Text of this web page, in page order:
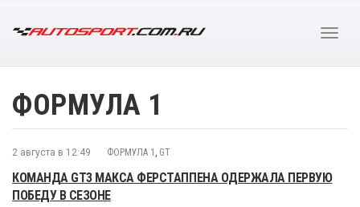
ФОРМУЛА 1
2 августа в 12:49 ФОРМУЛА 1 , GT
КОМАНДА GT3 МАКСА ФЕРСТАППЕНА ОДЕРЖАЛА ПЕРВУЮ
ПОБЕДУ В СЕЗОНЕ